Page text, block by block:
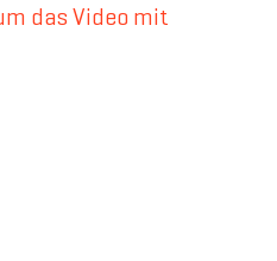
das Video mit